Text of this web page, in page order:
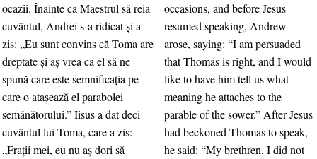
ocazii. Înainte ca Maestrul să reia
cuvântul, Andrei s-a ridicat şi a
zis: „Eu sunt convins că Toma are
dreptate şi aş vrea ca el să ne
spună care este semnificaţia pe
care o ataşează el parabolei
semănătorului.” Iisus a dat deci
cuvântul lui Toma, care a zis:
„Fraţii mei, eu nu aş dori să
occasions, and before Jesus
resumed speaking, Andrew
arose, saying: “I am persuaded
that Thomas is right, and I would
like to have him tell us what
meaning he attaches to the
parable of the sower.” After Jesus
had beckoned Thomas to speak,
he said: “My brethren, I did not